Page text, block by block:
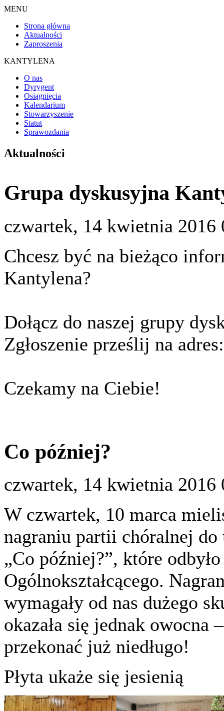
MENU
Strona główna
Aktualności
Zaproszenia
KANTYLENA
O nas
Dyrygent
Osiągnięcia
Kalendarium
Stowarzyszenie
Statut
Sprawozdania
Aktualności
Grupa dyskusyjna
czwartek, 14 kwietnia
Chcesz być na bieżąco
Kantylena?
Dołącz do naszej grupy
Zgłoszenie prześlij na
Czekamy na Ciebie!
Co później?
czwartek, 14 kwietnia 2016
W czwartek, 10 marca
nagraniu partii chóralnej
„Co później?”, które
Ogólnokształcącego.
wymagały od nas dużego
okazała się jednak
przekonać już niedługo!
Płyta ukaże się jesienią